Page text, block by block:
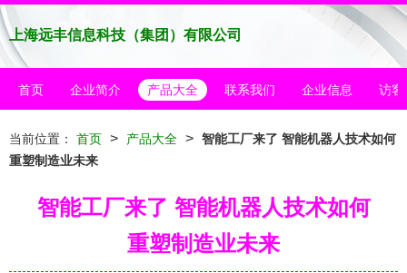
上海远丰信息科技（集团）有限公司
首页 企业简介 产品大全 联系我们 企业信息 访客
当前位置： 首页 > 产品大全 > 智能工厂来了 智能机器人技术如何
重塑制造业未来
智能工厂来了 智能机器人技术如何
重塑制造业未来